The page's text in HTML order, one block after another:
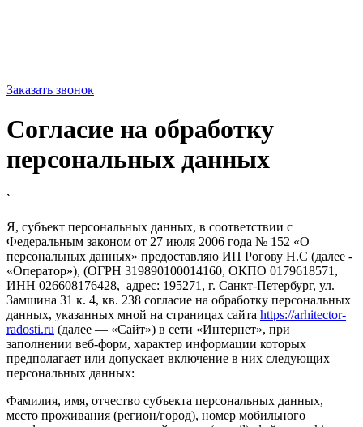
Заказать звонок
Согласие на обработку
персональных данных
`
Я, субъект персональных данных, в соответствии с
Федеральным законом от 27 июля 2006 года № 152 «О
персональных данных» предоставляю ИП Рогову Н.С (далее -
«Оператор»), (ОГРН 319890100014160, ОКПО 0179618571,
ИНН 026608176428, адрес: 195271, г. Санкт-Петербург, ул.
Замшина 31 к. 4, кв. 238 согласие на обработку персональных
данных, указанных мной на страницах сайта https://arhitector-
radosti.ru (далее — «Сайт») в сети «Интернет», при
заполнении веб-форм, характер информации которых
предполагает или допускает включение в них следующих
персональных данных:
Фамилия, имя, отчество субъекта персональных данных,
место проживания (регион/город), номер мобильного